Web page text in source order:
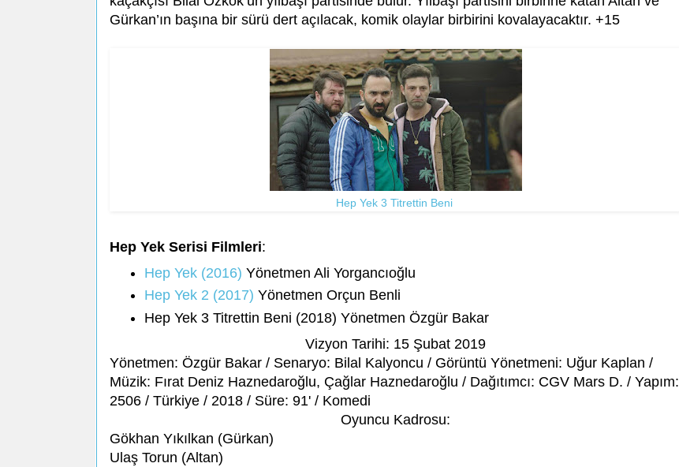
Gürkan’ın başına bir sürü dert açılacak, komik olaylar birbirini kovalayacaktır. +15
Hep Yek 3 Titrettin Beni
Hep Yek Serisi Filmleri:
Hep Yek (2016) Yönetmen Ali Yorgancıoğlu
Hep Yek 2 (2017) Yönetmen Orçun Benli
Hep Yek 3 Titrettin Beni (2018) Yönetmen Özgür Bakar
Vizyon Tarihi: 15 Şubat 2019
Yönetmen: Özgür Bakar / Senaryo: Bilal Kalyoncu / Görüntü Yönetmeni: Uğur Kaplan /
Müzik: Fırat Deniz Haznedaroğlu, Çağlar Haznedaroğlu / Dağıtımcı: CGV Mars D. / Yapım:
2506 / Türkiye / 2018 / Süre: 91' / Komedi
Oyuncu Kadrosu:
Gökhan Yıkılkan (Gürkan)
Ulaş Torun (Altan)